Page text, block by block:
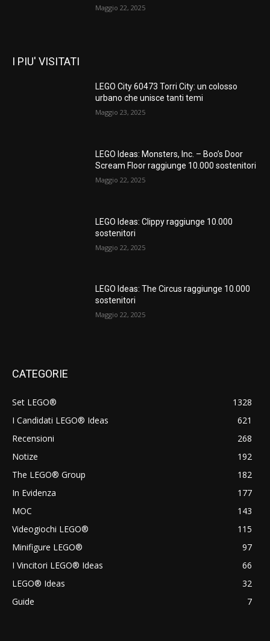
Maggio 22, 2025
I PIU' VISITATI
LEGO City 60473 Torri City: un colosso
urbano che unisce tanti temi
Maggio 23, 2025
LEGO Ideas: Monsters, Inc. – Boo’s Door
Scream Floor raggiunge 10.000 sostenitori
Maggio 22, 2025
LEGO Ideas: Clippy raggiunge 10.000
sostenitori
Maggio 22, 2025
LEGO Ideas: The Circus raggiunge 10.000
sostenitori
Maggio 22, 2025
CATEGORIE
Set LEGO®
1328
I Candidati LEGO® Ideas
621
Recensioni
268
Notize
192
The LEGO® Group
182
In Evidenza
177
MOC
143
Videogiochi LEGO®
115
Minifigure LEGO®
97
I Vincitori LEGO® Ideas
66
LEGO® Ideas
32
Guide
7